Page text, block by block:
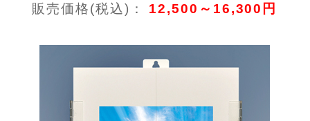
販売価格(税込)： 12,500～16,300円